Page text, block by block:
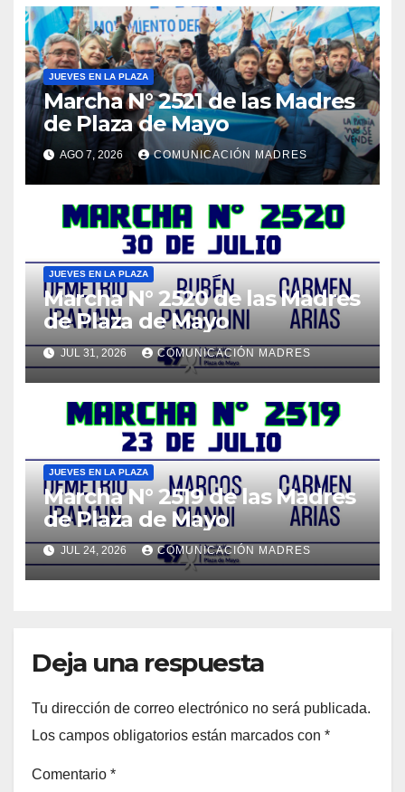
JUEVES EN LA PLAZA
Marcha N° 2521 de las Madres
de Plaza de Mayo
AGO 7, 2026 COMUNICACIÓN MADRES
JUEVES EN LA PLAZA
Marcha N° 2520 de las Madres
de Plaza de Mayo
JUL 31, 2026 COMUNICACIÓN MADRES
JUEVES EN LA PLAZA
Marcha N° 2519 de las Madres
de Plaza de Mayo
JUL 24, 2026 COMUNICACIÓN MADRES
Deja una respuesta
Tu dirección de correo electrónico no será publicada.
Los campos obligatorios están marcados con *
Comentario *